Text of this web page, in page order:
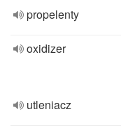
propelenty
oxidizer
utleniacz